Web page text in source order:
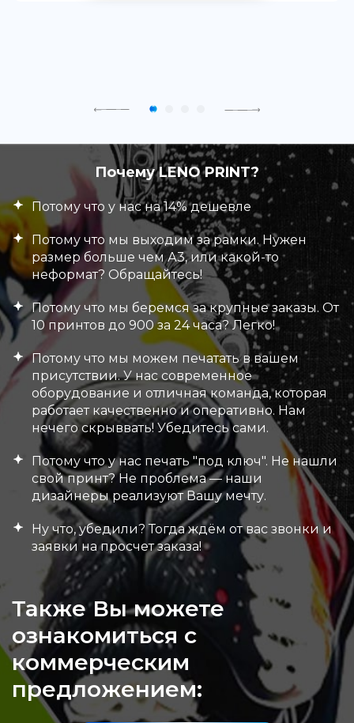
Почему LENO PRINT?
Потому что у нас на 14% дешевле
Потому что мы выходим за рамки. Нужен
размер больше чем А3, или какой-то
неформат? Обращайтесь!
Потому что мы беремся за крупные заказы. От
10 принтов до 900 за 24 часа? Легко!
Потому что мы можем печатать в вашем
присутствии. У нас современное
оборудование и отличная команда, которая
работает качественно и оперативно. Нам
нечего скрыввать! Убедитесь сами.
Потому что у нас печать "под ключ". Не нашли
свой принт? Не проблема — наши
дизайнеры реализуют Вашу мечту.
Ну что, убедили? Тогда ждём от вас звонки и
заявки на просчет заказа!
Также Вы можете
ознакомиться с
коммерческим
предложением: